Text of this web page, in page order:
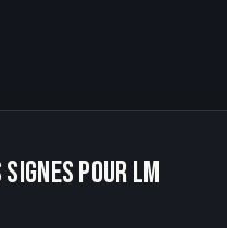
pour LM